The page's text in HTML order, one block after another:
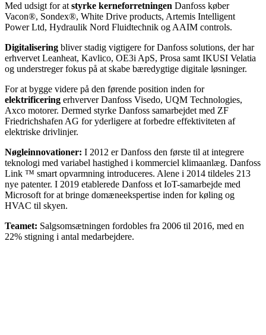
Med udsigt for at styrke kerneforretningen Danfoss køber
Vacon®, Sondex®, White Drive products, Artemis Intelligent
Power Ltd, Hydraulik Nord Fluidtechnik og AAIM controls.
Digitalisering bliver stadig vigtigere for Danfoss solutions, der har
erhvervet Leanheat, Kavlico, OE3i ApS, Prosa samt IKUSI Velatia
og understreger fokus på at skabe bæredygtige digitale løsninger.
For at bygge videre på den førende position inden for
elektrificering erhverver Danfoss Visedo, UQM Technologies,
Axco motorer. Dermed styrke Danfoss samarbejdet med ZF
Friedrichshafen AG for yderligere at forbedre effektiviteten af ​​
elektriske drivlinjer.
Nøgleinnovationer: I 2012 er Danfoss den første til at integrere
teknologi med variabel hastighed i kommerciel klimaanlæg. Danfoss
Link ™ smart opvarmning introduceres. Alene i 2014 tildeles 213
nye patenter. I 2019 etablerede Danfoss et IoT-samarbejde med
Microsoft for at bringe domæneekspertise inden for køling og
HVAC til skyen.
Teamet: Salgsomsætningen fordobles fra 2006 til 2016, med en
22% stigning i antal medarbejdere.